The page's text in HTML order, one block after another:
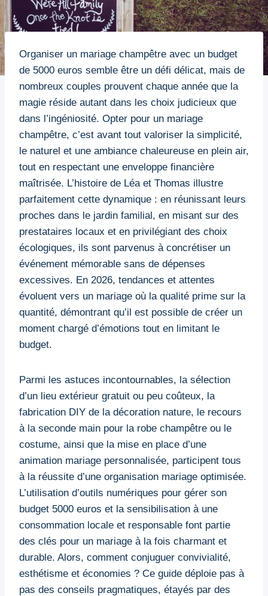
Organiser un mariage champêtre avec un budget
de 5000 euros semble être un défi délicat, mais de
nombreux couples prouvent chaque année que la
magie réside autant dans les choix judicieux que
dans l’ingéniosité. Opter pour un mariage
champêtre, c’est avant tout valoriser la simplicité,
le naturel et une ambiance chaleureuse en plein air,
tout en respectant une enveloppe financière
maîtrisée. L’histoire de Léa et Thomas illustre
parfaitement cette dynamique : en réunissant leurs
proches dans le jardin familial, en misant sur des
prestataires locaux et en privilégiant des choix
écologiques, ils sont parvenus à concrétiser un
événement mémorable sans de dépenses
excessives. En 2026, tendances et attentes
évoluent vers un mariage où la qualité prime sur la
quantité, démontrant qu’il est possible de créer un
moment chargé d’émotions tout en limitant le
budget.
Parmi les astuces incontournables, la sélection
d’un lieu extérieur gratuit ou peu coûteux, la
fabrication DIY de la décoration nature, le recours
à la seconde main pour la robe champêtre ou le
costume, ainsi que la mise en place d’une
animation mariage personnalisée, participent tous
à la réussite d’une organisation mariage optimisée.
L’utilisation d’outils numériques pour gérer son
budget 5000 euros et la sensibilisation à une
consommation locale et responsable font partie
des clés pour un mariage à la fois charmant et
durable. Alors, comment conjuguer convivialité,
esthétisme et économies ? Ce guide déploie pas à
pas des conseils pragmatiques, étayés par des